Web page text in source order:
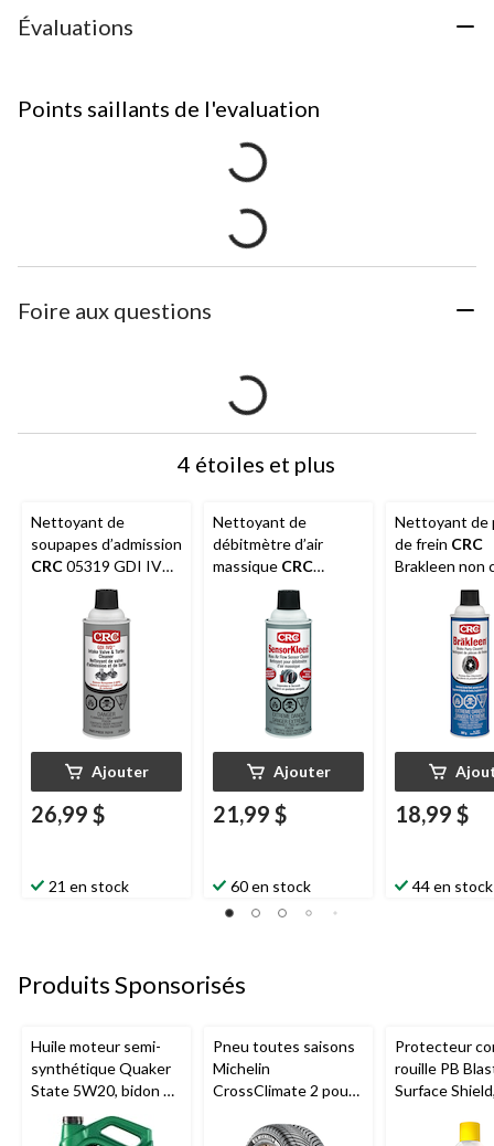
Évaluations
Points saillants de l'evaluation
Foire aux questions
4 étoiles et plus
Nettoyant de
soupapes d’admission
CRC05319 GDI IVD,
Ajouter
26,99 $
21 en stock
Nettoyant de
débitmètre d’air
massique CRC
SensorKleen en
canette aérosol 312 g
Ajouter
21,99 $
60 en stock
Nettoyant de
de frein CRC
Brakleen non
18,99 $
44 en stock
Produits Sponsorisés
Huile moteur semi-
synthétique Quaker
State 5W20, bidon de
Pneu toutes saisons
Michelin
CrossClimate 2 pour
et multisegments
Protecteur
rouille PB
Surface